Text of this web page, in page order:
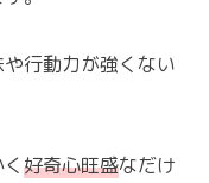
行動力が強くない
好奇心旺盛なだけ